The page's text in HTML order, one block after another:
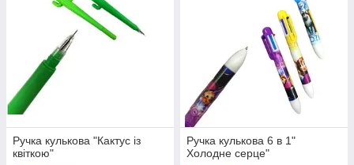
Ручка кулькова "Кактус із
квіткою"
Ручка кулькова 6 в 1"
Холодне серце"